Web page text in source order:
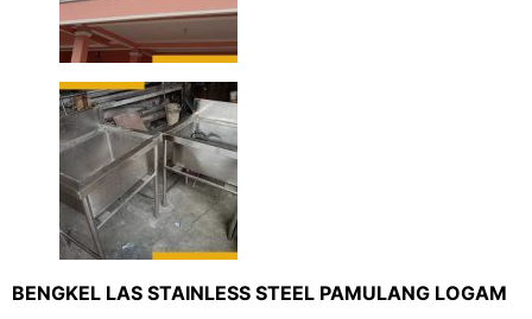
BENGKEL LAS STAINLESS STEEL PAMULANG LOGAM